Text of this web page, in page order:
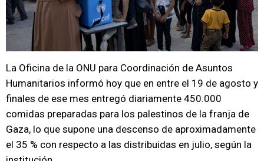
La Oficina de la ONU para Coordinación de Asuntos
Humanitarios informó hoy que en entre el 19 de agosto y
finales de ese mes entregó diariamente 450.000
comidas preparadas para los palestinos de la franja de
Gaza, lo que supone una descenso de aproximadamente
el 35 % con respecto a las distribuidas en julio, según la